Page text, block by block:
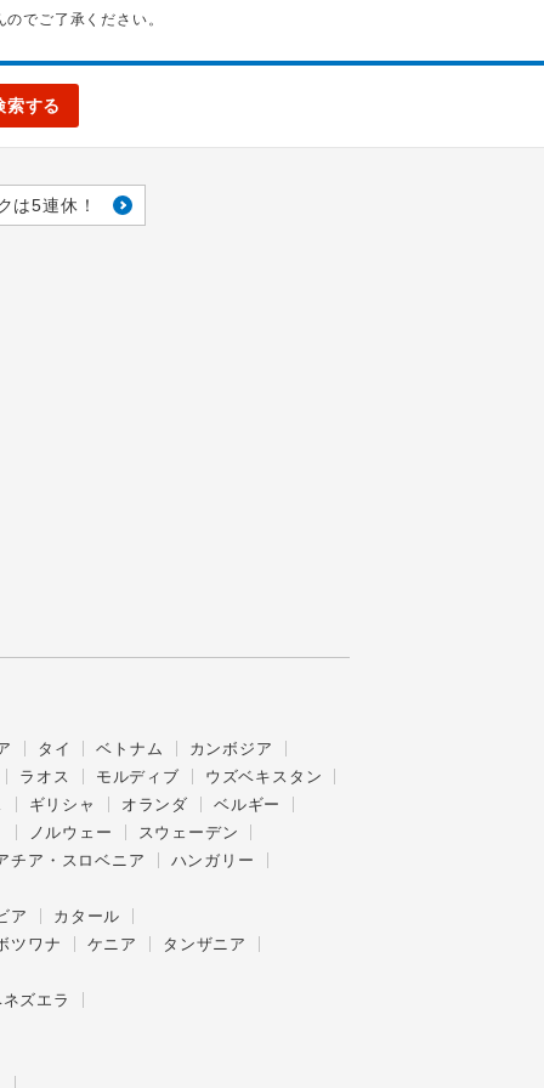
でご了承ください。
索する
は5連休！
タイ ベトナム
カンボジア
ラオス
モルディブ
ウズベキスタン
ギリシャ オランダ
ベルギー
ノルウェー
スウェーデン
チア・スロベニア
ハンガリー
ア
カタール
ツワナ
ケニア タンザニア
ズエラ